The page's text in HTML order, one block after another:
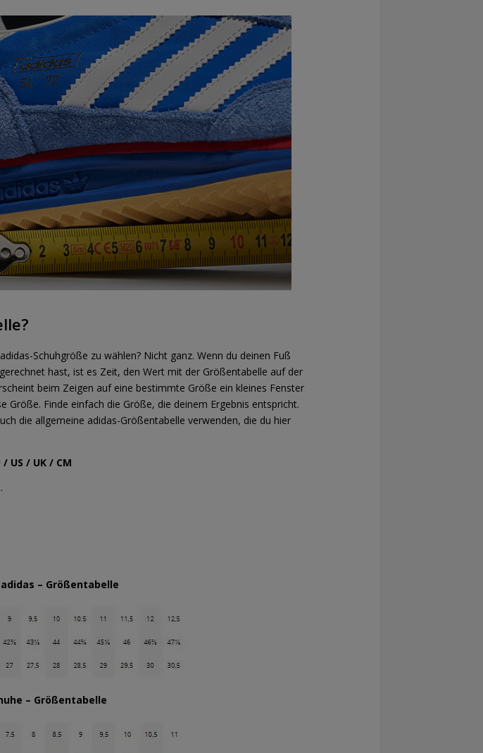
Schuhgröße zu wählen? Nicht ganz. Wenn du deinen Fuß
hast, ist es Zeit, den Wert mit der Größentabelle auf der
beim Zeigen auf eine bestimmte Größe ein kleines Fenster
Finde einfach die Größe, die deinem Ergebnis entspricht.
die allgemeine adidas-Größentabelle verwenden, die du hier
US / UK / CM
– Größentabelle
– Größentabelle